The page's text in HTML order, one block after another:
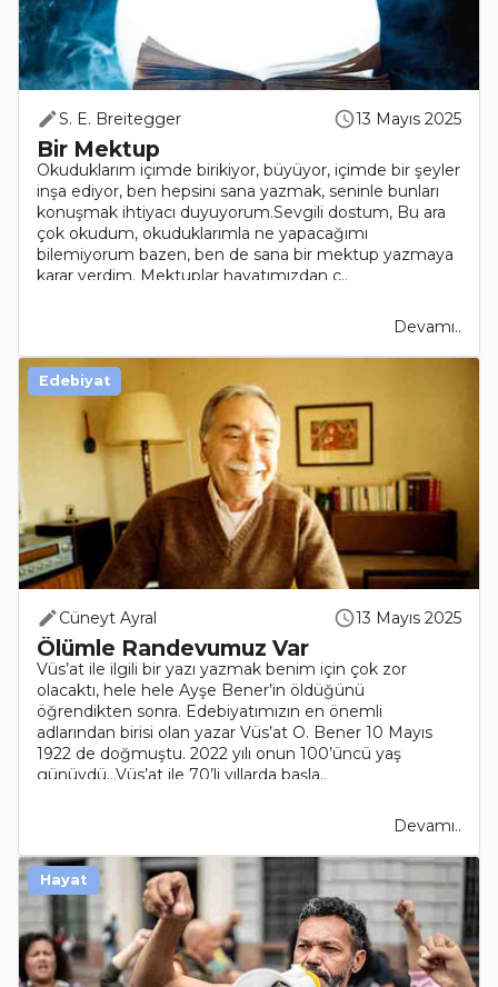
S. E. Breitegger 13 Mayıs 2025
Bir Mektup
Okuduklarım içimde birikiyor, büyüyor, içimde bir şeyler
inşa ediyor, ben hepsini sana yazmak, seninle bunları
konuşmak ihtiyacı duyuyorum.Sevgili dostum, Bu ara
çok okudum, okuduklarımla ne yapacağımı
bilemiyorum bazen, ben de sana bir mektup yazmaya
karar verdim. Mektuplar hayatımızdan ç..
Devamı..
Cüneyt Ayral 13 Mayıs 2025
Ölümle Randevumuz Var
Vüs’at ile ilgili bir yazı yazmak benim için çok zor
olacaktı, hele hele Ayşe Bener’in öldüğünü
öğrendikten sonra. Edebiyatımızın en önemli
adlarından birisi olan yazar Vüs’at O. Bener 10 Mayıs
1922 de doğmuştu. 2022 yılı onun 100’üncü yaş
günüydü…Vüs’at ile 70’li yıllarda başla..
Devamı..
Edebiyat
Hayat